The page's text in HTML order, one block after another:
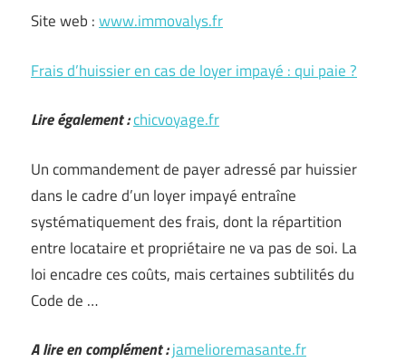
Site web :www.immovalys.fr
Frais d’huissier en cas de loyer impayé : qui paie ?
Lire également :chicvoyage.fr
Un commandement de payer adressé par huissier
dans le cadre d’un loyer impayé entraîne
systématiquement des frais, dont la répartition
entre locataire et propriétaire ne va pas de soi. La
loi encadre ces coûts, mais certaines subtilités du
Code de …
A lire en complément :jamelioremasante.fr